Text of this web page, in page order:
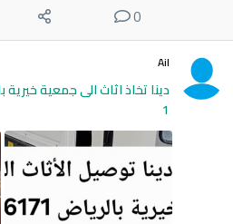
0
Ail
1